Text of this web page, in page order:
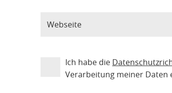
Ich habe die
Verarbeitung meiner Daten